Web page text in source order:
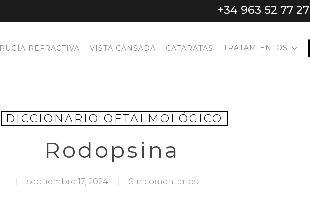
+34 963 52 77 27
cerrar
REFRACTIVA VISTA CANSADA CATARATAS TRATAMIENTOS
DICCIONARIO OFTALMOLÓGICO
Rodopsina
septiembre 17, 2024 Sin comentarios